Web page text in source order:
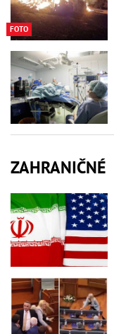
FOTO
ZAHRANIČNÉ